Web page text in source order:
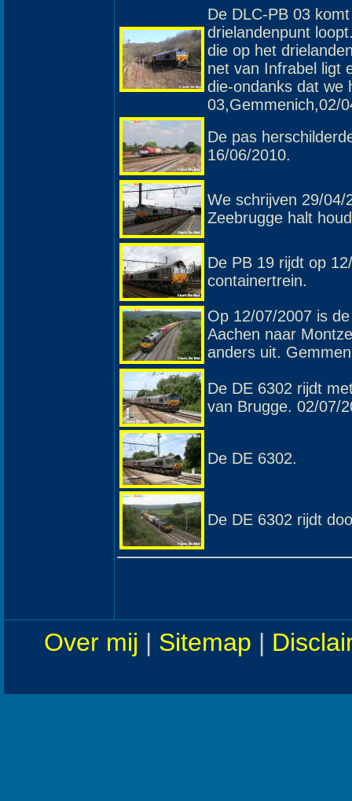
De DLC-PB 03
drielandenpunt
die op het
net van Infrabel ligt
die-ondanks dat we
03,Gemmenich,02/
De pas
16/06/2010.
We schrijven 29/04/
Zeebrugge halt
De PB 19 rijdt op
containertrein.
Op 12/07/2007 is
Aachen naar
anders uit.
De DE 6302 rijdt
van Brugge. 02/07/
De DE 6302.
De DE 6302 rijdt
Over mij | Sitemap |